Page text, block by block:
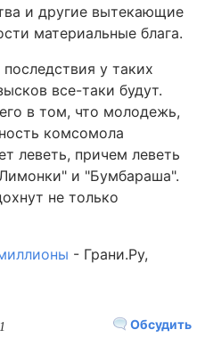
и другие вытекающие
материальные блага.
у таких
все-таки будут.
в том, что молодежь,
комсомола
леветь, причем леветь
и "Бумбараша".
не только
- Грани.Ру,
Обсудить